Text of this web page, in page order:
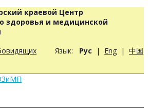
краевой Центр
здоровья и медицинской
Язык: Рус | Eng | 中国